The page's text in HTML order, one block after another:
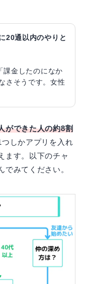
20通以内のやりと
課金したのになか
さそうです。女性
ができた人の約8割
しかアプリを入れ
ます。以下のチャ
みてください。